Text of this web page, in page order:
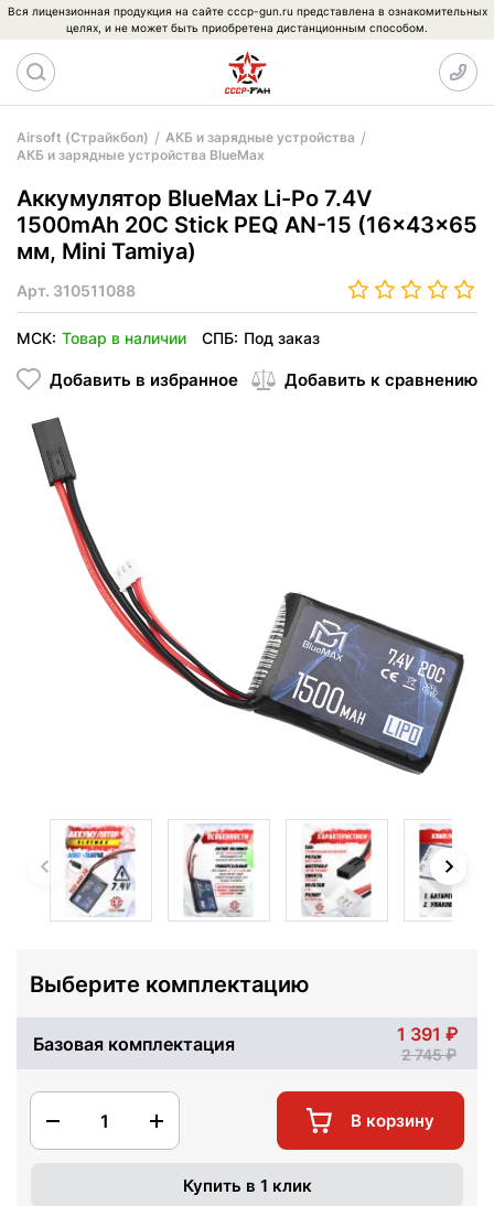
Вся лицензионная продукция на сайте cccp-gun.ru представлена в ознакомительных
целях, и не может быть приобретена дистанционным способом.
Airsoft (Страйкбол)
АКБ и зарядные устройства
АКБ и зарядные устройства BlueMax
Аккумулятор BlueMax Li-Po 7.4V
1500mAh 20C Stick PEQ AN-15 (16x43x65
мм, Mini Tamiya)
Арт. 310511088
МСК: Товар в наличии СПБ: Под заказ
Добавить в избранное Добавить к сравнению
Выберите комплектацию
Базовая комплектация 1 391
2 745
1 В корзину
Купить в 1 клик